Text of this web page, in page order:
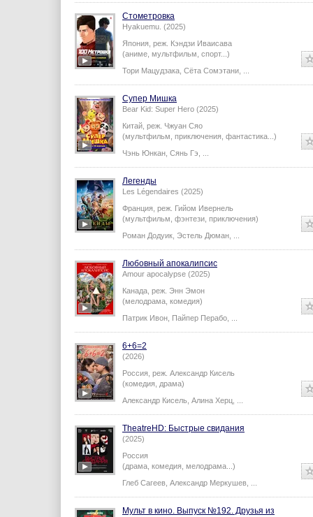
Стометровка
Hyakuemu. (2025)
Япония, реж. Кэндзи Иваисава
(аниме, мультфильм, спорт...)
Тори Мацудзака Сёта Сомэтани
Супер Мишка
Bear Kid: Super Hero (2025)
Китай, реж. Чжуан Сяо
(мультфильм, приключения, фантастика...)
Чэнь Юнкан Сянь Гэ
Легенды
Les Légendaires (2025)
Франция, реж. Гийом Ивернель
(мультфильм, фэнтези, приключения)
Роман Додуик Эстель Дюман
Любовный апокалипсис
Amour apocalypse (2025)
Канада, реж. Энн Эмон
(мелодрама, комедия)
Патрик Ивон Пайпер Перабо
6+6=2
(2026)
Россия, реж. Александр Кисель
(комедия, драма)
Александр Кисель Алина Херц
TheatreHD: Быстрые свидания
(2025)
Россия
(драма, комедия, мелодрама...)
Глеб Сагеев Александр Меркушев
Мульт в кино. Выпуск №192. Друзья из